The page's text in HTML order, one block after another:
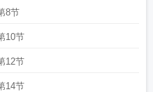
8节
10节
12节
14节